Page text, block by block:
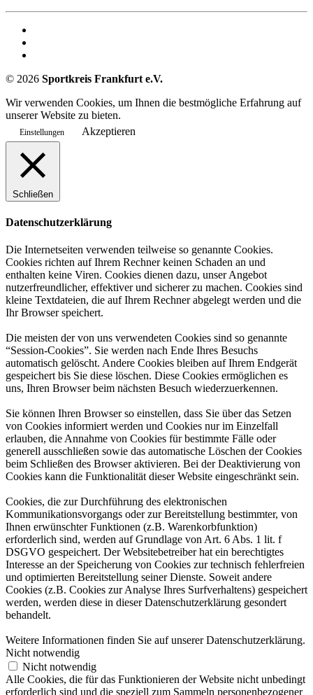
© 2026 Sportkreis Frankfurt e.V.
Wir verwenden Cookies, um Ihnen die bestmögliche Erfahrung auf
unserer Website zu bieten.
Einstellungen Akzeptieren
Schließen
Datenschutzerklärung
Die Internetseiten verwenden teilweise so genannte Cookies.
Cookies richten auf Ihrem Rechner keinen Schaden an und
enthalten keine Viren. Cookies dienen dazu, unser Angebot
nutzerfreundlicher, effektiver und sicherer zu machen. Cookies sind
kleine Textdateien, die auf Ihrem Rechner abgelegt werden und die
Ihr Browser speichert.
Die meisten der von uns verwendeten Cookies sind so genannte
“Session-Cookies”. Sie werden nach Ende Ihres Besuchs
automatisch gelöscht. Andere Cookies bleiben auf Ihrem Endgerät
gespeichert bis Sie diese löschen. Diese Cookies ermöglichen es
uns, Ihren Browser beim nächsten Besuch wiederzuerkennen.
Sie können Ihren Browser so einstellen, dass Sie über das Setzen
von Cookies informiert werden und Cookies nur im Einzelfall
erlauben, die Annahme von Cookies für bestimmte Fälle oder
generell ausschließen sowie das automatische Löschen der Cookies
beim Schließen des Browser aktivieren. Bei der Deaktivierung von
Cookies kann die Funktionalität dieser Website eingeschränkt sein.
Cookies, die zur Durchführung des elektronischen
Kommunikationsvorgangs oder zur Bereitstellung bestimmter, von
Ihnen erwünschter Funktionen (z.B. Warenkorbfunktion)
erforderlich sind, werden auf Grundlage von Art. 6 Abs. 1 lit. f
DSGVO gespeichert. Der Websitebetreiber hat ein berechtigtes
Interesse an der Speicherung von Cookies zur technisch fehlerfreien
und optimierten Bereitstellung seiner Dienste. Soweit andere
Cookies (z.B. Cookies zur Analyse Ihres Surfverhaltens) gespeichert
werden, werden diese in dieser Datenschutzerklärung gesondert
behandelt.
Weitere Informationen finden Sie auf unserer Datenschutzerklärung.
Nicht notwendig
Nicht notwendig
Alle Cookies, die für das Funktionieren der Website nicht unbedingt
erforderlich sind und die speziell zum Sammeln personenbezogener